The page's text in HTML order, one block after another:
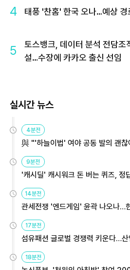
4 태풍 '찬홈' 한국 오나…예상 경
5
토스뱅크, 데이터 분석 전담조
설…수장에 카카오 출신 선임
실시간 뉴스
4분전
與 "'하늘이법' 여야 공동 발의 괜
9분전
'캐시딜' 캐시워크 돈 버는 퀴즈, 정
14분전
관세전쟁 '엔드게임' 윤곽 나오나…
17분전
섬유패션 글로벌 경쟁력 키운다…
18분전